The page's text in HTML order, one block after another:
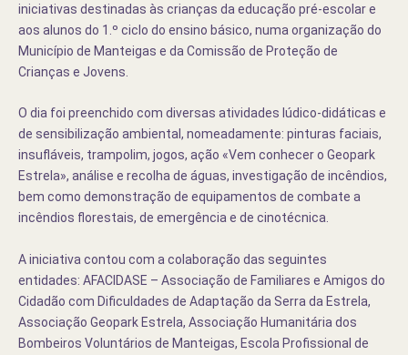
iniciativas destinadas às crianças da educação pré-escolar e
aos alunos do 1.º ciclo do ensino básico, numa organização do
Município de Manteigas e da Comissão de Proteção de
Crianças e Jovens.
O dia foi preenchido com diversas atividades lúdico-didáticas e
de sensibilização ambiental, nomeadamente: pinturas faciais,
insufláveis, trampolim, jogos, ação «Vem conhecer o Geopark
Estrela», análise e recolha de águas, investigação de incêndios,
bem como demonstração de equipamentos de combate a
incêndios florestais, de emergência e de cinotécnica.
A iniciativa contou com a colaboração das seguintes
entidades: AFACIDASE – Associação de Familiares e Amigos do
Cidadão com Dificuldades de Adaptação da Serra da Estrela,
Associação Geopark Estrela, Associação Humanitária dos
Bombeiros Voluntários de Manteigas, Escola Profissional de